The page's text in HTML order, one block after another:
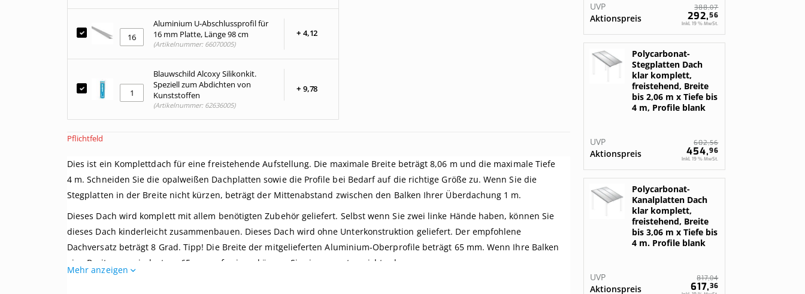
Aluminium U-Abschlussprofil für
16 mm Platte, Länge 98 cm
+ 4,12
(Artikelnummer: 66070005)
Blauwschild Alcoxy Silikonkit.
Speziell zum Abdichten von
Kunststoffen
+ 9,78
(Artikelnummer: 62636005)
Pflichtfeld
Dies ist ein Komplettdach für eine freistehende Aufstellung. Die maximale Breite beträgt 8,06 m und die maximale Tiefe
4 m. Schneiden Sie die opalweißen Dachplatten sowie die Profile bei Bedarf auf die richtige Größe zu. Wenn Sie die
Stegplatten in der Breite nicht kürzen, beträgt der Mittenabstand zwischen den Balken Ihrer Überdachung 1 m.
Dieses Dach wird komplett mit allem benötigten Zubehör geliefert. Selbst wenn Sie zwei linke Hände haben, können Sie
dieses Dach kinderleicht zusammenbauen. Dieses Dach wird ohne Unterkonstruktion geliefert. Der empfohlene
Dachversatz beträgt 8 Grad. Tipp! Die Breite der mitgelieferten Aluminium-Oberprofile beträgt 65 mm. Wenn Ihre Balken
eine Breite von mindestens 65 mm aufweisen, können Sie sie von unten nicht sehen.
Mehr anzeigen
Aktionspreis 292,56
UVP 388,07
Inkl. 19 % MwSt.
Polycarbonat-
Stegplatten Dach
klar komplett,
freistehend, Breite
bis 2,06 m x Tiefe bis
4 m, Profile blank
Aktionspreis 454,96
UVP 602,56
Inkl. 19 % MwSt.
Polycarbonat-
Kanalplatten Dach
klar komplett,
freistehend, Breite
bis 3,06 m x Tiefe bis
4 m. Profile blank
Aktionspreis 617,36
UVP 817,04